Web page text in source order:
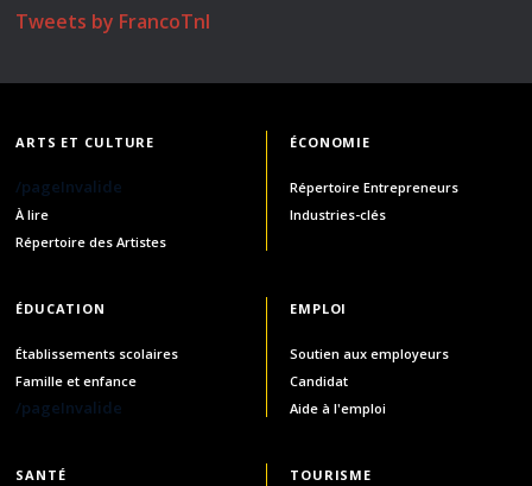
Tweets by FrancoTnl
ARTS ET CULTURE
/pageInvalide
À lire
Répertoire des Artistes
ÉCONOMIE
Répertoire Entrepreneurs
Industries-clés
ÉDUCATION
Établissements scolaires
Famille et enfance
/pageInvalide
EMPLOI
Soutien aux employeurs
Candidat
Aide à l'emploi
SANTÉ TOURISME